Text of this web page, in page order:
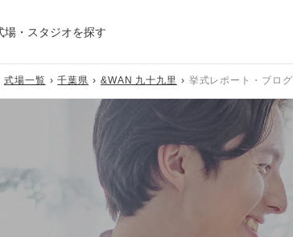
場・スタジオを探す
式場一覧 千葉県 &WAN 九十九里 挙式レポート・ブログ